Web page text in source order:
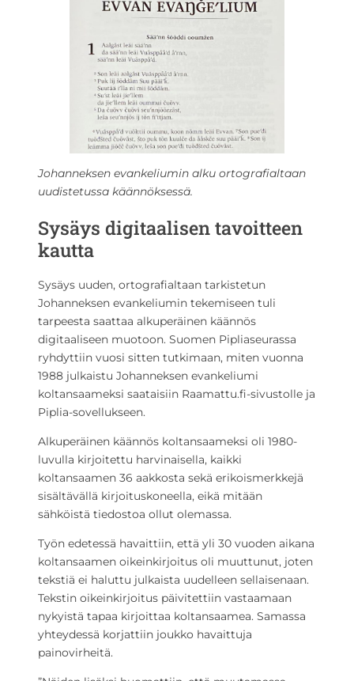
Johanneksen evankeliumin alku ortografialtaan
uudistetussa käännöksessä.
Sysäys digitaalisen tavoitteen
kautta
Sysäys uuden, ortografialtaan tarkistetun
Johanneksen evankeliumin tekemiseen tuli
tarpeesta saattaa alkuperäinen käännös
digitaaliseen muotoon. Suomen Pipliaseurassa
ryhdyttiin vuosi sitten tutkimaan, miten vuonna
1988 julkaistu Johanneksen evankeliumi
koltansaameksi saataisiin Raamattu.fi-sivustolle ja
Piplia-sovellukseen.
Alkuperäinen käännös koltansaameksi oli 1980-
luvulla kirjoitettu harvinaisella, kaikki
koltansaamen 36 aakkosta sekä erikoismerkkejä
sisältävällä kirjoituskoneella, eikä mitään
sähköistä tiedostoa ollut olemassa.
Työn edetessä havaittiin, että yli 30 vuoden aikana
koltansaamen oikeinkirjoitus oli muuttunut, joten
tekstiä ei haluttu julkaista uudelleen sellaisenaan.
Tekstin oikeinkirjoitus päivitettiin vastaamaan
nykyistä tapaa kirjoittaa koltansaamea. Samassa
yhteydessä korjattiin joukko havaittuja
painovirheitä.